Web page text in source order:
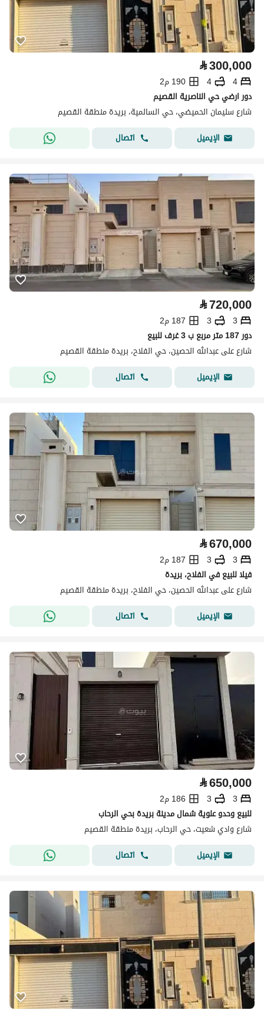
⃁300,000
4
4
190 م2
دور ارضي حي الناصرية القصيم
شارع سليمان الحميضي، حي السالمية، بريدة منطقة القصيم
الإيميل
اتصال
⃁720,000
3
3
187 م2
دور 187 متر مربع ب 3 غرف للبيع
شارع على عبدالله الحصين، حي الفلاح، بريدة منطقة القصيم
الإيميل
اتصال
⃁670,000
3
3
187 م2
فيلا للبيع في الفلاح، بريدة
شارع على عبدالله الحصين، حي الفلاح، بريدة منطقة القصيم
الإيميل
اتصال
⃁650,000
3
3
186 م2
للبيع وحدو علوية شمال مدينة بريدة بحي الرحاب
شارع وادي شعيت، حي الرحاب، بريدة منطقة القصيم
الإيميل
اتصال